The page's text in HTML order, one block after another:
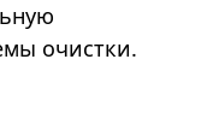
очистки.